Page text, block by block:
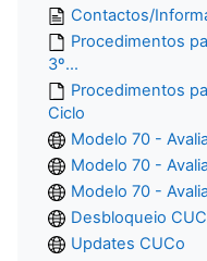
Contactos/
Procedimentos
3º...
Procedimentos
Ciclo
Modelo 70 -
Modelo 70 -
Modelo 70 -
Desbloqueio
Updates CUCo